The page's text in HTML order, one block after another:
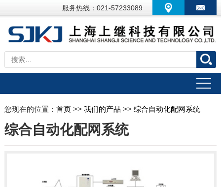
服务热线：021-57233089
您现在的位置： 首页>> 我们的产品 >> 综合自动化配网系统
综合自动化配网系统